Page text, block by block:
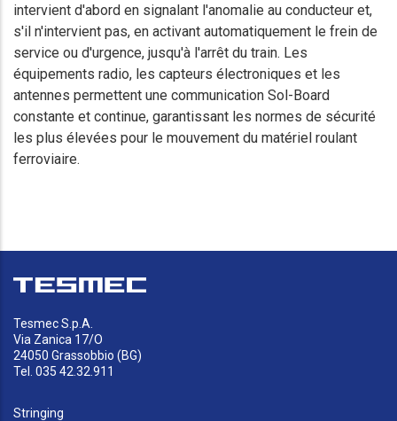
intervient d'abord en signalant l'anomalie au conducteur et,
s'il n'intervient pas, en activant automatiquement le frein de
service ou d'urgence, jusqu'à l'arrêt du train. Les
équipements radio, les capteurs électroniques et les
antennes permettent une communication Sol-Board
constante et continue, garantissant les normes de sécurité
les plus élevées pour le mouvement du matériel roulant
ferroviaire.
Tesmec S.p.A.
Via Zanica 17/O
24050 Grassobbio (BG)
Tel. 035 42.32.911
Stringing